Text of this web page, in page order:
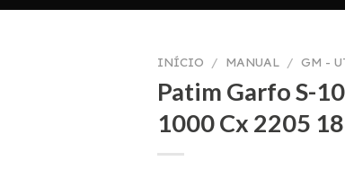
INÍCIO / MANUAL / GM -
Patim Garfo S-
1000 Cx 2205